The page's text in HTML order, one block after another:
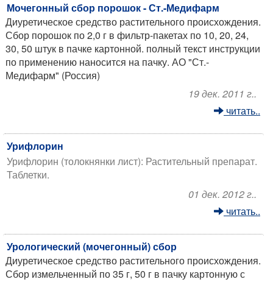
Мочегонный сбор порошок - Ст.-Медифарм
Диуретическое средство растительного происхождения.
Сбор порошок по 2,0 г в фильтр-пакетах по 10, 20, 24,
30, 50 штук в пачке картонной. полный текст инструкции
по применению наносится на пачку. АО "Ст.-
Медифарм" (Россия)
19 дек. 2011 г..
читать..
Урифлорин
Урифлорин (толокнянки лист): Растительный препарат.
Таблетки.
01 дек. 2012 г..
читать..
Урологический (мочегонный) сбор
Диуретическое средство растительного происхождения.
Сбор измельченный по 35 г, 50 г в пачку картонную с